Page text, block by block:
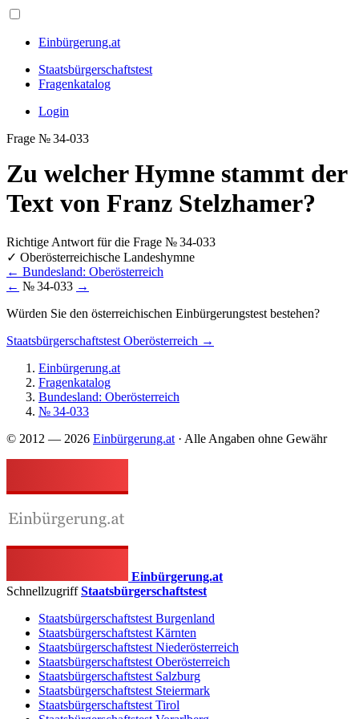
Einbürgerung.at
Staatsbürgerschaftstest
Fragenkatalog
Login
Frage № 34-033
Zu welcher Hymne stammt der
Text von Franz Stelzhamer?
Richtige Antwort für die Frage № 34-033
✓ Oberösterreichische Landeshymne
← Bundesland: Oberösterreich
← № 34-033 →
Würden Sie den österreichischen Einbürgerungstest bestehen?
Staatsbürgerschaftstest Oberösterreich →
Einbürgerung.at
Fragenkatalog
Bundesland: Oberösterreich
№ 34-033
© 2012 — 2026 Einbürgerung.at· Alle Angaben ohne Gewähr
Einbürgerung.at
SchnellzugriffStaatsbürgerschaftstest
Staatsbürgerschaftstest Burgenland
Staatsbürgerschaftstest Kärnten
Staatsbürgerschaftstest Niederösterreich
Staatsbürgerschaftstest Oberösterreich
Staatsbürgerschaftstest Salzburg
Staatsbürgerschaftstest Steiermark
Staatsbürgerschaftstest Tirol